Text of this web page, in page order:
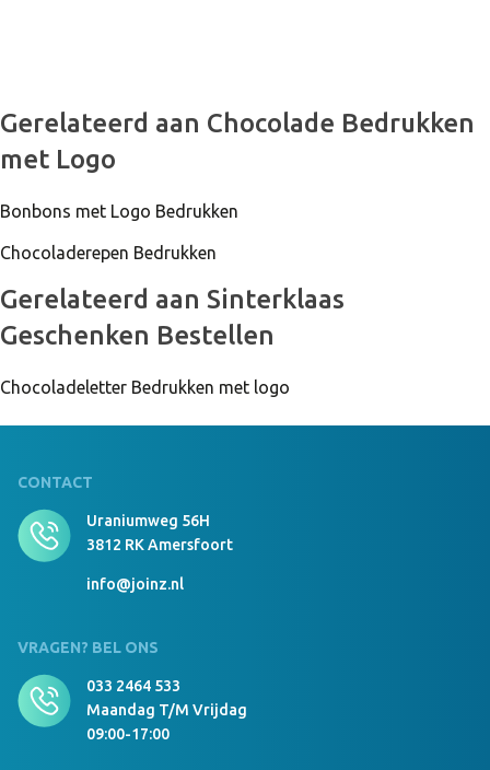
Gerelateerd aan Chocolade Bedrukken
met Logo
Bonbons met Logo Bedrukken
Chocoladerepen Bedrukken
Gerelateerd aan Sinterklaas
Geschenken Bestellen
Chocoladeletter Bedrukken met logo
CONTACT
Uraniumweg 56H
3812 RK Amersfoort
info@joinz.nl
VRAGEN? BEL ONS
033 2464 533
Maandag T/m Vrijdag
09:00-17:00